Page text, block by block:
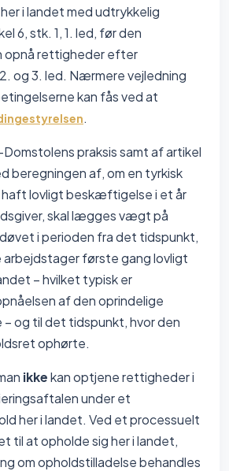
i landet med udtrykkelig
6, stk. 1, 1. led, før den
opnå rettigheder efter
og 3. led. Nærmere vejledning
kan fås ved at
.
praksis samt af artikel
beregningen af, om en tyrkisk
haft lovligt beskæftigelse i et år
skal lægges vægt på
i perioden fra det tidspunkt,
arbejdstager første gang lovligt
– hvilket typisk er
af den oprindelige
og til det tidspunkt, hvor den
ophørte.
ikkekan optjene rettigheder i
under et
her i landet. Ved et processuelt
til at opholde sig her i landet,
om opholdstilladelse behandles